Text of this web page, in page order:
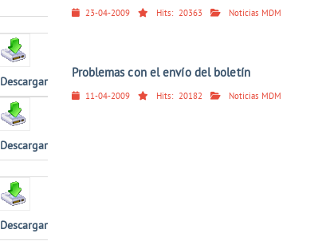
Descargar
Descargar
Descargar
23-04-2009 Hits: 20363 Noticias MDM
Problemas con el envío del boletín
11-04-2009 Hits: 20182 Noticias MDM